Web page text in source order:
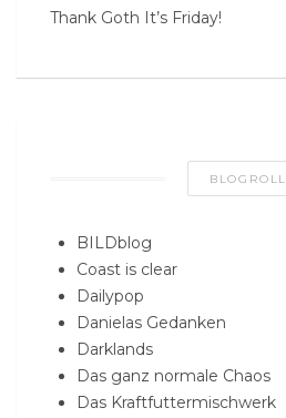
Thank Goth It’s Friday!
BLOGROLL
BILDblog
Coast is clear
Dailypop
Danielas Gedanken
Darklands
Das ganz normale Chaos
Das Kraftfuttermischwerk